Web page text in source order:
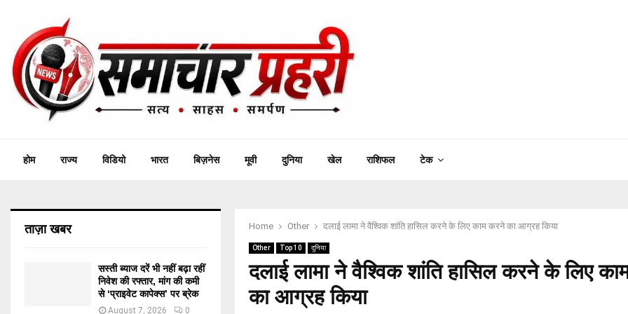
होम राज्य विडियो भारत बिज़नेस मूवी दुनिया खेल राशिफल टेक
Home Other दलाई लामा ने वैश्विक शांति हासिल करने के लिए काम करने का आग्रह किया
Other Top 10 दुनिया
दलाई लामा ने वैश्विक शांति हासिल करने के लिए
का आग्रह किया
ताज़ा खबर
सस्ती ब्याज दरें भी नहीं बढ़ा रहीं
निवेश की रफ्तार, मांग की कमी
से ‘प्राइवेट कापेक्स’ पर ब्रेक
August 7, 2026 0